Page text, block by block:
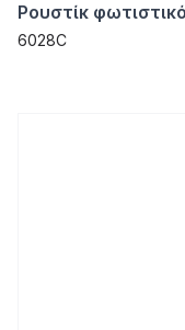
Ρουστίκ
6028C